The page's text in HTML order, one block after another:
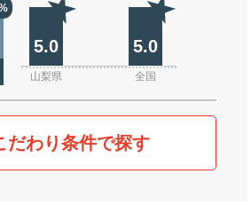
5.0 5.0
山梨県 全国
だわり条件で探す